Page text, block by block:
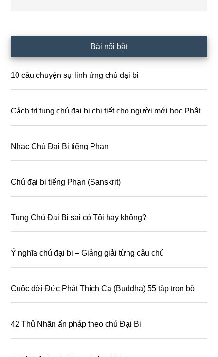
Sidebar
Bài nổi bật
10 câu chuyện sự linh ứng chú đại bi
Cách trì tụng chú đại bi chi tiết cho người mới học Phật
Nhạc Chú Đại Bi tiếng Phạn
Chú đại bi tiếng Phạn (Sanskrit)
Tụng Chú Đại Bi sai có Tội hay không?
Ý nghĩa chú đại bi – Giảng giải từng câu chú
Cuộc đời Đức Phật Thích Ca (Buddha) 55 tập trọn bộ
42 Thủ Nhãn ấn pháp theo chú Đại Bi